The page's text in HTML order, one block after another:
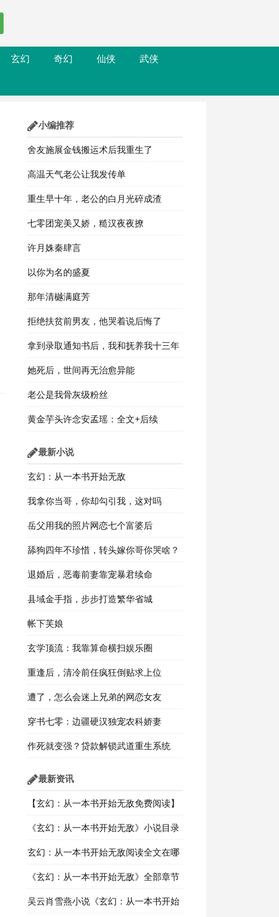
玄幻 奇幻 仙侠 武侠
小编推荐
舍友施展金钱搬运术后我重生了
高温天气老公让我发传单
重生早十年，老公的白月光碎成渣
七零团宠美又娇，糙汉夜夜撩
许月姝秦肆言
以你为名的盛夏
那年清樾满庭芳
拒绝扶贫前男友，他哭着说后悔了
拿到录取通知书后，我和抚养我十三年
的姐姐断绝关系
她死后，世间再无治愈异能
老公是我骨灰级粉丝
黄金芋头许念安孟瑶：全文+后续
最新小说
玄幻：从一本书开始无敌
我拿你当哥，你却勾引我，这对吗
岳父用我的照片网恋七个富婆后
舔狗四年不珍惜，转头嫁你哥你哭啥？
退婚后，恶毒前妻靠宠暴君续命
县域金手指，步步打造繁华省城
帐下芙娘
玄学顶流：我靠算命横扫娱乐圈
重逢后，清冷前任疯狂倒贴求上位
遭了，怎么会迷上兄弟的网恋女友
穿书七零：边疆硬汉独宠农科娇妻
作死就变强？贷款解锁武道重生系统
最新资讯
【玄幻：从一本书开始无敌免费阅读】
精彩章节推荐：第8章强势崛起
《玄幻：从一本书开始无敌》小说目录
阅读第7章狂暴猎人
玄幻：从一本书开始无敌阅读全文在哪
里看：第6章火云灵草
《玄幻：从一本书开始无敌》全部章节
目录在线阅读：第5章生死决斗场
吴云肖雪燕小说《玄幻：从一本书开始